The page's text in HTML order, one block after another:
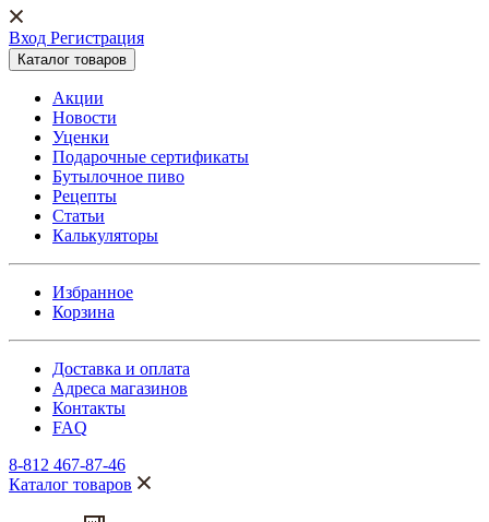
Вход Регистрация
Каталог товаров
Акции
Новости
Уценки
Подарочные сертификаты
Бутылочное пиво
Рецепты
Статьи
Калькуляторы
Избранное
Корзина
Доставка и оплата
Адреса магазинов
Контакты
FAQ
8-812 467-87-46
Каталог товаров